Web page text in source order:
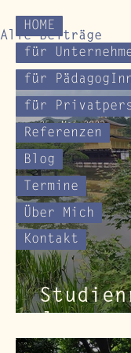
HOME
für
für
für
Referenzen
Blog
Termine
Über Mich
Kontakt
Alle Beiträge
Impulse für
Claudia
25. Mai 2023